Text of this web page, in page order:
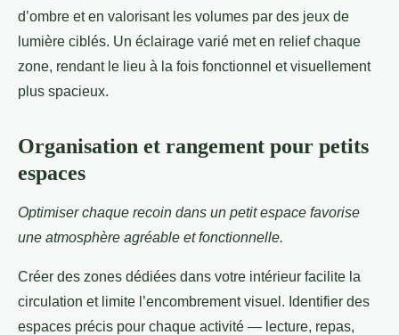
d’ombre et en valorisant les volumes par des jeux de
lumière ciblés. Un éclairage varié met en relief chaque
zone, rendant le lieu à la fois fonctionnel et visuellement
plus spacieux.
Organisation et rangement pour petits
espaces
Optimiser chaque recoin dans un petit espace favorise
une atmosphère agréable et fonctionnelle.
Créer des zones dédiées dans votre intérieur facilite la
circulation et limite l’encombrement visuel. Identifier des
espaces précis pour chaque activité — lecture, repas,